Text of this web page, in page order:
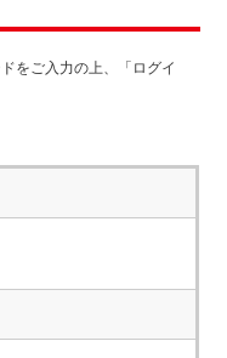
をご入力の上、「ログイ